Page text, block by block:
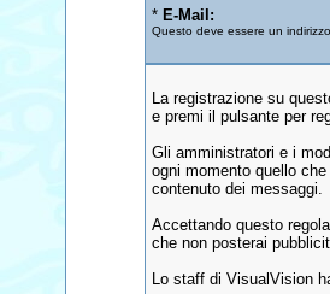
* E-Mail:
Questo deve essere un
La registrazione su
e premi il pulsante per
Gli amministratori e i
ogni momento quello
contenuto dei messaggi.
Accettando questo
che non posterai
Lo staff di VisualVision